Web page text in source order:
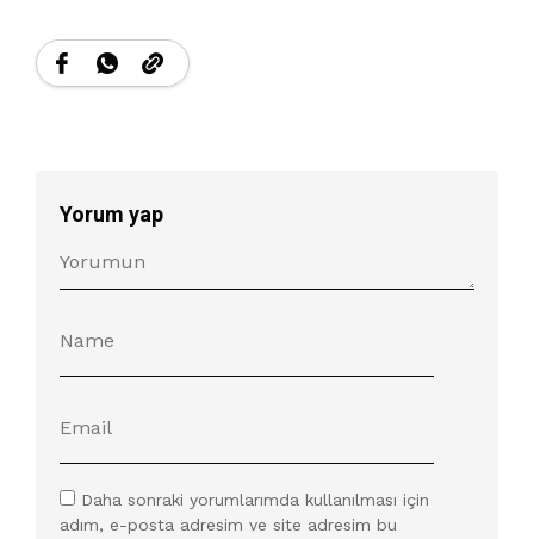
Yorum yap
Daha sonraki yorumlarımda kullanılması için
adım, e-posta adresim ve site adresim bu